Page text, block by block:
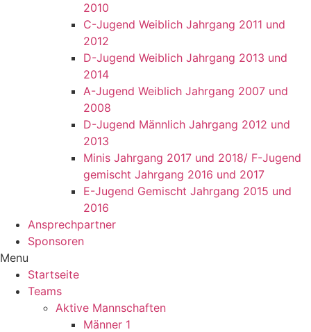
2010
C-Jugend Weiblich Jahrgang 2011 und
2012
D-Jugend Weiblich Jahrgang 2013 und
2014
A-Jugend Weiblich Jahrgang 2007 und
2008
D-Jugend Männlich Jahrgang 2012 und
2013
Minis Jahrgang 2017 und 2018/ F-Jugend
gemischt Jahrgang 2016 und 2017
E-Jugend Gemischt Jahrgang 2015 und
2016
Ansprechpartner
Sponsoren
Menu
Startseite
Teams
Aktive Mannschaften
Männer 1